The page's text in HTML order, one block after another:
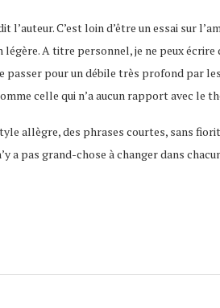
l’auteur. C’est loin d’être un essai sur
A titre personnel, je ne peux
pour un débile très profond par
celle qui n’a aucun rapport avec le
allègre, des phrases courtes, sans
pas grand-chose à changer dans